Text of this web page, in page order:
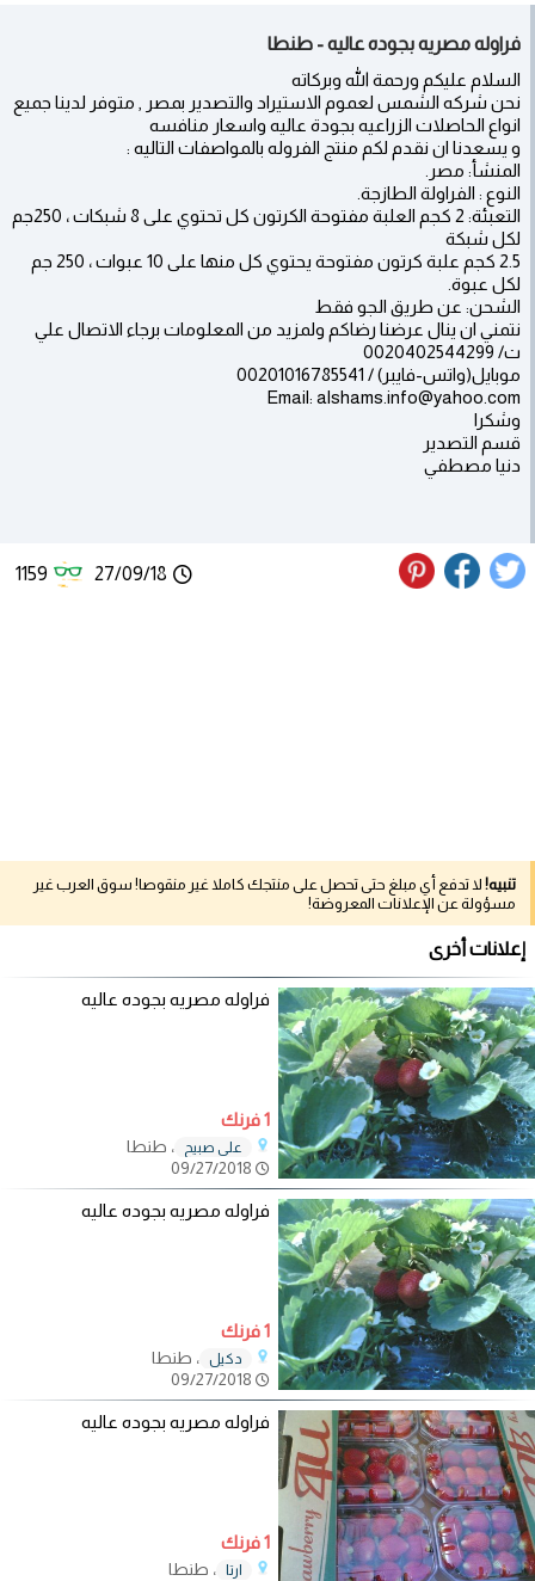
فراوله مصريه بجوده عاليه - طنطا
السلام عليكم ورحمة الله وبركاته
نحن شركه الشمس لعموم الاستيراد والتصدير بمصر , متوفر لدينا جميع
انواع الحاصلات الزراعيه بجودة عاليه واسعار منافسه
و يسعدنا ان نقدم لكم منتج الفروله بالمواصفات التاليه :
المنشأ: مصر.
النوع : الفراولة الطازجة.
التعبئة: 2 كجم العلبة مفتوحة الكرتون كل تحتوي على 8 شبكات ، 250جم
لكل شبكة
2.5 كجم علبة كرتون مفتوحة يحتوي كل منها على 10 عبوات ، 250 جم
لكل عبوة.
الشحن: عن طريق الجو فقط
نتمني ان ينال عرضنا رضاكم ولمزيد من المعلومات برجاء الاتصال علي
ت/ 0020402544299
موبايل(واتس-فايبر) / 00201016785541
Email: alshams.info@yahoo.com
وشكرا
قسم التصدير
دنيا مصطفي
27/09/18
1159
تنبيه! لا تدفع أي مبلغ حتى تحصل على منتجك كاملا غير منقوصا! سوق العرب غير
مسؤولة عن الإعلانات المعروضة!
إعلانات أخرى
فراوله مصريه بجوده عاليه
1 فرنك
علي صبيح
، طنطا
فراوله مصريه بجوده عاليه
1 فرنك
دكيل ، طنطا
فراوله مصريه بجوده عاليه
1 فرنك
ارتا
، طنطا